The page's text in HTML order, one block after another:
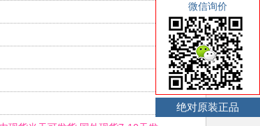
微信询价
绝对原装正品